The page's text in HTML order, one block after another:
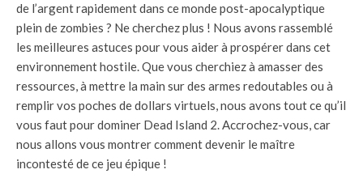
de l’argent rapidement dans ce monde post-apocalyptique
plein de zombies ? Ne cherchez plus ! Nous avons rassemblé
les meilleures astuces pour vous aider à prospérer dans cet
environnement hostile. Que vous cherchiez à amasser des
ressources, à mettre la main sur des armes redoutables ou à
remplir vos poches de dollars virtuels, nous avons tout ce qu’il
vous faut pour dominer Dead Island 2. Accrochez-vous, car
nous allons vous montrer comment devenir le maître
incontesté de ce jeu épique !